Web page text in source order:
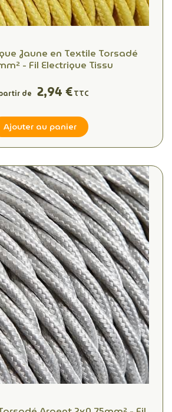
Jaune en Textile Torsadé
- Fil Electrique Tissu
de 2,94 €TTC
Ajouter au panier